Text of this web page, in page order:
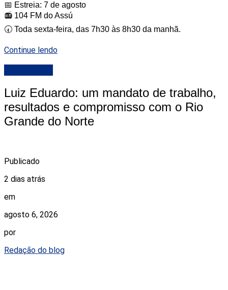
📅 Estreia: 7 de agosto
📻 104 FM do Assú
🕢 Toda sexta-feira, das 7h30 às 8h30 da manhã.
Continue lendo
Luiz Eduardo: um mandato de trabalho,
resultados e compromisso com o Rio
Grande do Norte
Publicado
2 dias atrás
em
agosto 6, 2026
por
Redação do blog